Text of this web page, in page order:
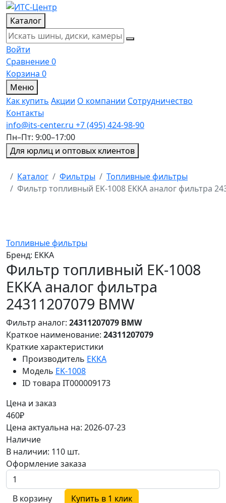
Каталог
Войти
Сравнение0
Корзина 0
Меню
Как купить Акции О компании Сотрудничество
Контакты
info@its-center.ru +7 (495) 424-98-90
Пн–Пт: 9:00–17:00
Для юрлиц и оптовых клиентов
Главная
Каталог Фильтры
Топливные фильтры
Фильтр топливный EK-1008 EKKA аналог фильтра
Топливные фильтры
Бренд: EKKA
Фильтр топливный EK-1008
EKKA аналог фильтра
24311207079 BMW
Фильтр аналог: 24311207079 BMW
Краткое наименование: 24311207079
Краткие характеристики
Производитель EKKA
Модель EK-1008
ID товара IT000009173
Цена и заказ
460₽
Цена актуальна на: 2026-07-23
Наличие
В наличии: 110 шт.
Оформление заказа
В корзину
Купить в 1 клик